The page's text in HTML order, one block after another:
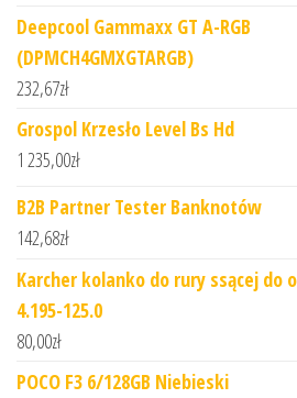
Deepcool Gammaxx GT A-RGB
(DPMCH4GMXGTARGB)
232,67zł
Grospol Krzesło Level Bs Hd
1 235,00zł
B2B Partner Tester Banknotów
142,68zł
Karcher kolanko do rury ssącej do
4.195-125.0
80,00zł
POCO F3 6/128GB Niebieski